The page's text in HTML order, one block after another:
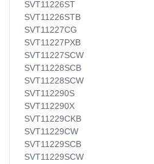
SVT11226ST
SVT11226STB
SVT11227CG
SVT11227PXB
SVT11227SCW
SVT11228SCB
SVT11228SCW
SVT112290S
SVT112290X
SVT11229CKB
SVT11229CW
SVT11229SCB
SVT11229SCW